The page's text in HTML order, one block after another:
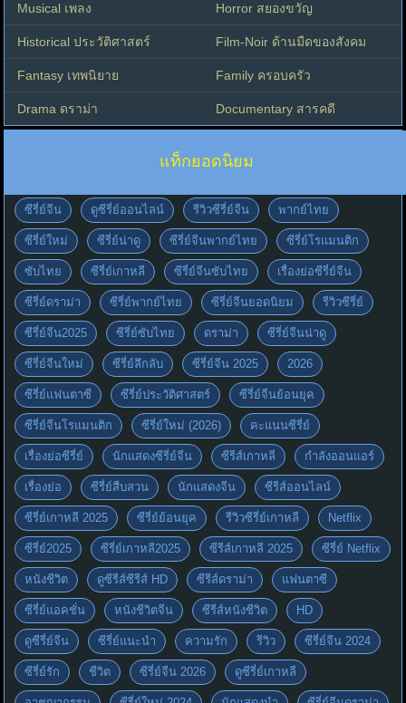
Musical เพลง Horror สยองขวัญ
Historical ประวัติศาสตร์ Film-Noir ด้านมืดของสังคม
Fantasy เทพนิยาย Family ครอบครัว
Drama ดราม่า Documentary สารคดี
แท็กยอดนิยม
ซีรี่ย์จีน ดูซีรี่ย์ออนไลน์ รีวิวซีรี่ย์จีน พากย์ไทย
ซีรี่ย์ใหม่ ซีรี่ย์น่าดู ซีรี่ย์จีนพากย์ไทย ซีรี่ย์โรแมนติก
ซับไทย ซีรี่ย์เกาหลี ซีรี่ย์จีนซับไทย เรื่องย่อซีรี่ย์จีน
ซีรี่ย์ดราม่า ซีรี่ย์พากย์ไทย ซีรี่ย์จีนยอดนิยม รีวิวซีรี่ย์
ซีรี่ย์จีน2025 ซีรี่ย์ซับไทย ดราม่า ซีรี่ย์จีนน่าดู
ซีรี่ย์จีนใหม่ ซีรี่ย์ลึกลับ ซีรี่ย์จีน 2025 2026
ซีรี่ย์แฟนตาซี ซีรี่ย์ประวัติศาสตร์ ซีรี่ย์จีนย้อนยุค
ซีรี่ย์จีนโรแมนติก ซีรี่ย์ใหม่ (2026) คะแนนซีรี่ย์
เรื่องย่อซีรี่ย์ นักแสดงซีรี่ย์จีน ซีรีส์เกาหลี กำลังออนแอร์
เรื่องย่อ ซีรี่ย์สืบสวน นักแสดงจีน ซีรีส์ออนไลน์
ซีรี่ย์เกาหลี 2025 ซีรี่ย์ย้อนยุค รีวิวซีรี่ย์เกาหลี Netflix
ซีรี่ย์2025 ซีรี่ย์เกาหลี2025 ซีรีส์เกาหลี 2025 ซีรี่ย์ Netflix
หนังชีวิต ดูซีรีส์ซีรีส์ HD ซีรีส์ดราม่า แฟนตาซี
ซีรี่ย์แอคชั่น หนังชีวิตจีน ซีรีส์หนังชีวิต HD
ดูซีรี่ย์จีน ซีรี่ย์แนะนำ ความรัก รีวิว ซีรี่ย์จีน 2024
ซีรี่ย์รัก ชีวิต ซีรี่ย์จีน 2026 ดูซีรี่ย์เกาหลี